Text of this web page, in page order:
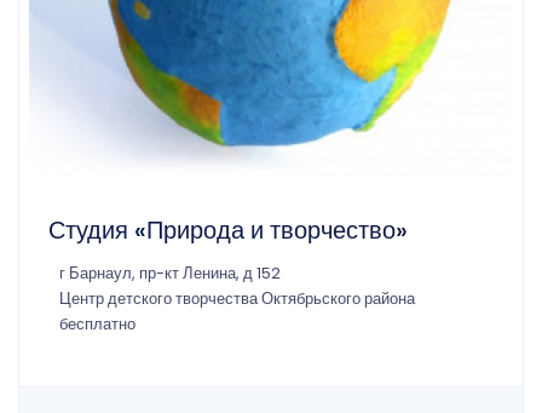
Студия «Природа и творчество»
г Барнаул, пр-кт Ленина, д 152
Центр детского творчества Октябрьского района
бесплатно